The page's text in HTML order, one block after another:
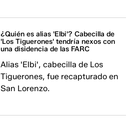
¿Quién es alias 'Elbi'? Cabecilla de
'Los Tiguerones' tendría nexos con
una disidencia de las FARC
Alias 'Elbi', cabecilla de Los
Tiguerones, fue recapturado en
San Lorenzo.